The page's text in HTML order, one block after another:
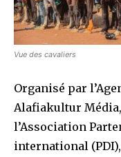
Vue des cavaliers
Organisé par
Alafiakultur
l’Association
international